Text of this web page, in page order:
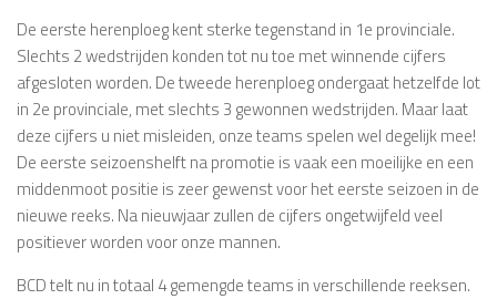
De eerste herenploeg kent sterke tegenstand in 1e provinciale.
Slechts 2 wedstrijden konden tot nu toe met winnende cijfers
afgesloten worden. De tweede herenploeg ondergaat hetzelfde lot
in 2e provinciale, met slechts 3 gewonnen wedstrijden. Maar laat
deze cijfers u niet misleiden, onze teams spelen wel degelijk mee!
De eerste seizoenshelft na promotie is vaak een moeilijke en een
middenmoot positie is zeer gewenst voor het eerste seizoen in de
nieuwe reeks. Na nieuwjaar zullen de cijfers ongetwijfeld veel
positiever worden voor onze mannen.
BCD telt nu in totaal 4 gemengde teams in verschillende reeksen.